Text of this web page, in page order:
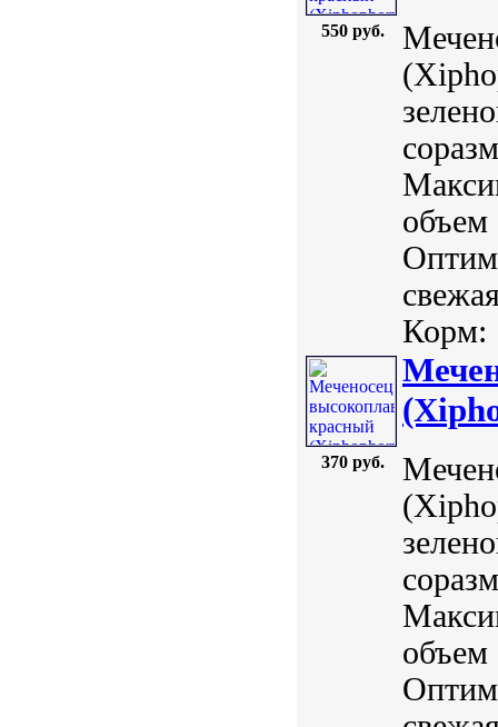
550 руб.
объем
Корм:
370 руб.
объем